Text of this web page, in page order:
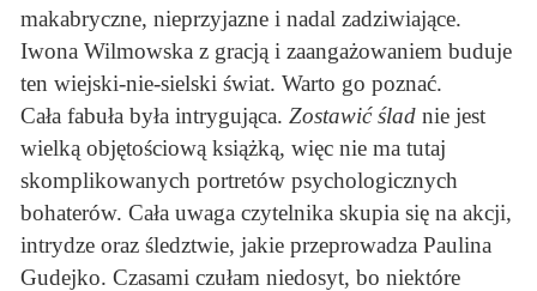
makabryczne, nieprzyjazne i nadal zadziwiające.
Iwona Wilmowska z gracją i zaangażowaniem buduje
ten wiejski-nie-sielski świat. Warto go poznać.
Cała fabuła była intrygująca. Zostawić śladnie jest
wielką objętościową książką, więc nie ma tutaj
skomplikowanych portretów psychologicznych
bohaterów. Cała uwaga czytelnika skupia się na akcji,
intrydze oraz śledztwie, jakie przeprowadza Paulina
Gudejko. Czasami czułam niedosyt, bo niektóre